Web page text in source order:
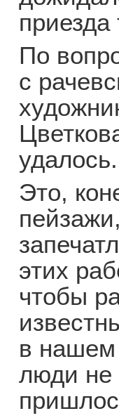
приезда
По
с
удалось.
Это,
этих
чтобы
в нашем
люди не